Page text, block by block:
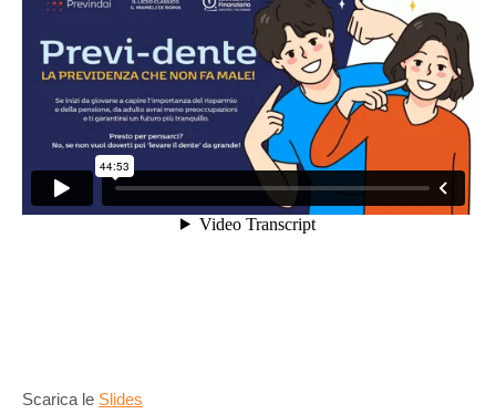
Scarica le Slides